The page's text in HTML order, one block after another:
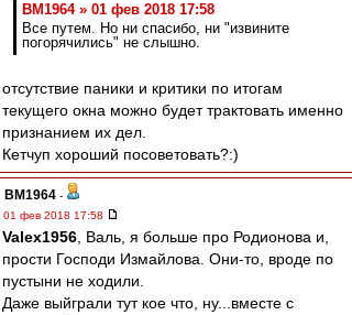
BM1964 » 01 фев 2018 17:58
Все путем. Но ни спасибо, ни "извините
погорячились" не слышно.
отсутствие паники и критики по итогам
текущего окна можно будет трактовать именно
признанием их дел.
Кетчуп хороший посоветовать?:)
BM1964 -
01 фев 2018 17:58
Valex1956 , Валь, я больше про Родионова и,
прости Господи Измайлова. Они-то, вроде по
пустыни не ходили.
Даже выйграли тут кое что, ну...вместе с